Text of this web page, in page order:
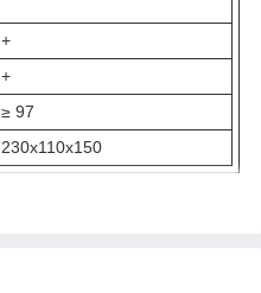
+
+
≥ 97
230х110х150